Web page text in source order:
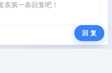
表第一条回复吧！
回 复